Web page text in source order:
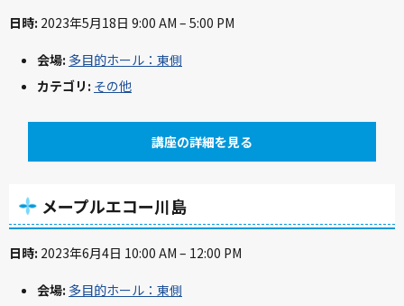
日時: 2023年5月18日 9:00 AM – 5:00 PM
会場: 多目的ホール：東側
カテゴリ: その他
講座の詳細を見る
メープルエコー川島
日時: 2023年6月4日 10:00 AM – 12:00 PM
会場: 多目的ホール：東側